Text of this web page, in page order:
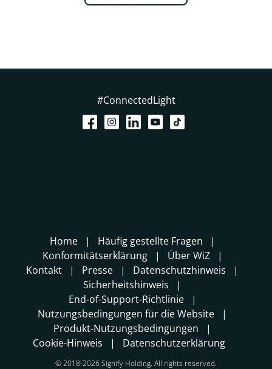
#ConnectedLight
Home
Häufig gestellte Fragen
Konformitätserklärung
Über WiZ
Kontakt
Presse
Datenschutzhinweis
Sicherheitshinweis
End-of-Support-Richtlinie
Nutzungsbedingungen für die Website
Produkt-Nutzungsbedingungen
Cookie-Hinweis
Datenschutzerklärung
© 2018-2026 Signify Holding. All rights reserved.